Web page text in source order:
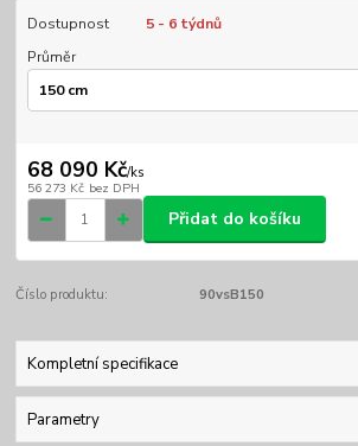
Dostupnost
5 - 6 týdnů
Průměr
68 090 Kč/ks
56 273 Kč bez DPH
Přidat do košíku
Číslo produktu: 90vsB150
Kompletní specifikace
Parametry